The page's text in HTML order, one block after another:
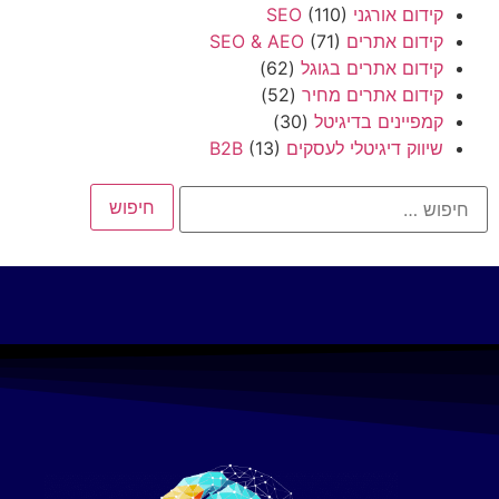
קידום אורגני SEO (110)
קידום אתרים SEO & AEO (71)
קידום אתרים בגוגל (62)
קידום אתרים מחיר (52)
קמפיינים בדיגיטל (30)
שיווק דיגיטלי לעסקים B2B (13)